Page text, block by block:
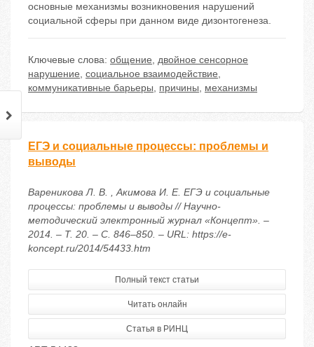
основные механизмы возникновения нарушений
социальной сферы при данном виде дизонтогенеза.
Ключевые слова: общение, двойное сенсорное
нарушение, социальное взаимодействие,
коммуникативные барьеры, причины, механизмы
ЕГЭ и социальные процессы: проблемы и
выводы
Вареникова Л. В. , Акимова И. Е. ЕГЭ и социальные
процессы: проблемы и выводы // Научно-
методический электронный журнал «Концепт». –
2014. – Т. 20. – С. 846–850. – URL: https://e-
koncept.ru/2014/54433.htm
Полный текст статьи
Читать онлайн
Статья в РИНЦ